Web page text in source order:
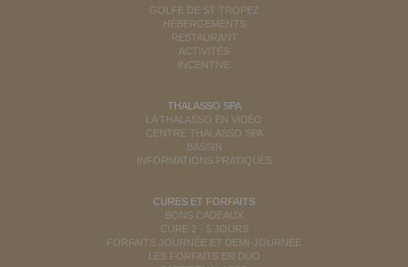
GOLFE DE ST TROPEZ
HÉBERGEMENTS
RESTAURANT
ACTIVITÉS
INCENTIVE
THALASSO SPA
LA THALASSO EN VIDÉO
CENTRE THALASSO SPA
BASSIN
INFORMATIONS PRATIQUES
CURES ET FORFAITS
BONS CADEAUX
CURE 2 - 5 JOURS
FORFAITS JOURNÉE ET DEMI-JOURNÉE
LES FORFAITS EN DUO